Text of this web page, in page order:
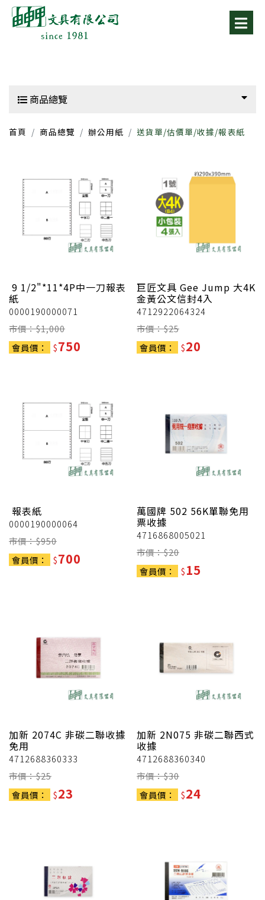
商品總覽
首頁 商品總覽 辦公用紙 送貨單/估價單/收據/報表紙
9 1/2"*11*4P中一刀報表
紙
0000190000071
市價：$1,000
會員價：
$750
巨匠文具 Gee Jump 大4K
金黃公文信封4入
4712922064324
市價：$25
會員價：
$20
報表紙
0000190000064
市價：$950
會員價：
$700
萬國牌 502 56K單聯免用
票收據
4716868005021
市價：$20
會員價：
$15
加新 2074C 非碳二聯收據
免用
4712688360333
市價：$25
會員價：
$23
加新 2N075 非碳二聯西式
收據
4712688360340
市價：$30
會員價：
$24